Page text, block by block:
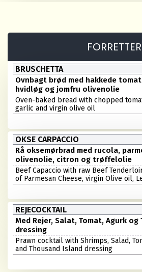
FORRETTER
BRUSCHETTA
Ovnbagt brød med hakkede
hvidløg og jomfru olivenolie
Oven-baked bread with chopped
garlic and virgin olive oil
OKSE CARPACCIO
Rå oksemørbrad med rucola,
olivenolie, citron og trøffelolie
Beef Capaccio with raw Beef
of Parmesan Cheese, virgin Olive oil,
REJECOCKTAIL
Med Rejer, Salat, Tomat, Agurk
dressing
Prawn cocktail with Shrimps, Salad,
and Thousand Island dressing